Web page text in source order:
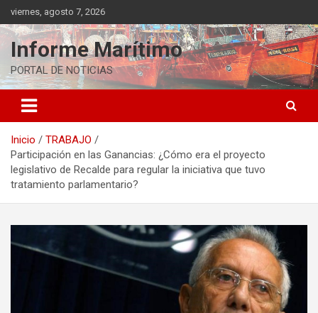
Saltar
al
contenido
viernes, agosto 7, 2026
Informe Marítimo
PORTAL DE NOTICIAS
Inicio
TRABAJO
Participación en las Ganancias: ¿Cómo era el proyecto
legislativo de Recalde para regular la iniciativa que tuvo
tratamiento parlamentario?